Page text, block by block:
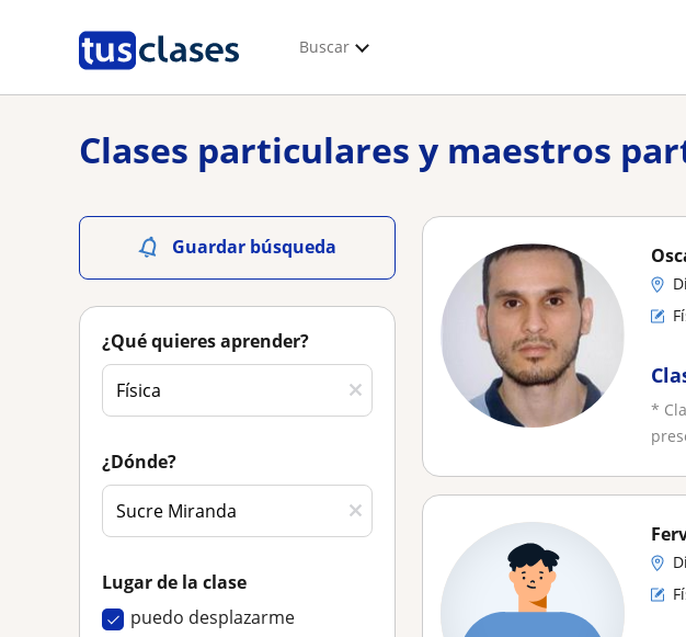
Buscar
Clases particulares y maestros
Guardar búsqueda
¿Qué quieres aprender?
¿Dónde?
Lugar de la clase
puedo desplazarme
*